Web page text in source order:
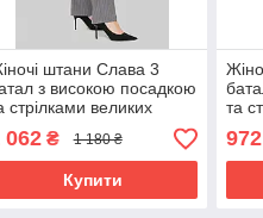
штани Слава 3
з високою посадкою
стрілками великих
50-58 сірі
062₴ 1 180 ₴
Купити
та
972